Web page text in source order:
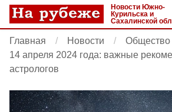
Новости Южно-
Курильска и
Сахалинской
Главная Новости Общество
14 апреля 2024 года: важные
астрологов